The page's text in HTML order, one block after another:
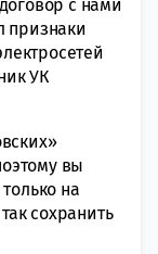
с нами
признаки
УК
вы
на
сохранить